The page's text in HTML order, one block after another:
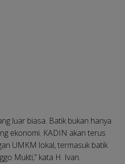
luar biasa. Batik bukan hanya
ekonomi. KADIN akan terus
UMKM lokal, termasuk batik
Mukti,” kata H. Ivan.